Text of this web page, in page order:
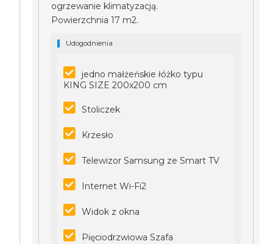
ogrzewanie klimatyzacją.
Powierzchnia 17 m2.
Udogodnienia
jedno małżeńskie łóżko typu
KING SIZE 200x200 cm
Stoliczek
Krzesło
Telewizor Samsung ze Smart TV
Internet Wi-Fi2
Widok z okna
Pięciodrzwiowa Szafa